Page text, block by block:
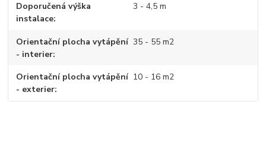
Doporučená výška
instalace
3 - 4,5 m
Orientační plocha vytápění
- interier
35 - 55 m2
Orientační plocha vytápění
- exterier
10 - 16 m2